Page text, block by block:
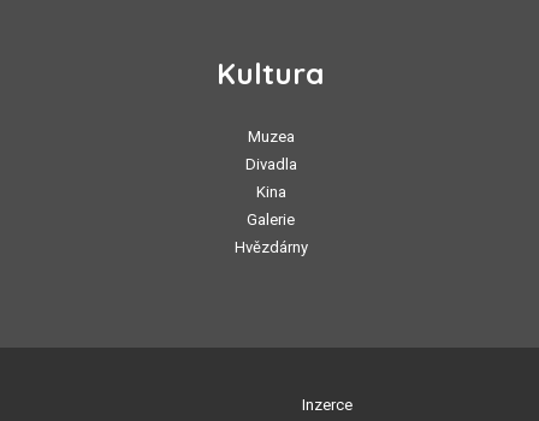
Kultura
Muzea
Divadla
Kina
Galerie
Hvězdárny
Inzerce